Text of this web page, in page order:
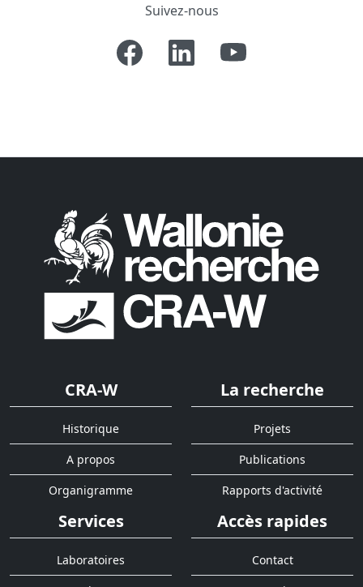
Suivez-nous
CRA-W
Historique
A propos
Organigramme
La recherche
Projets
Publications
Rapports d'activité
Services
Laboratoires
Accès rapides
Contact